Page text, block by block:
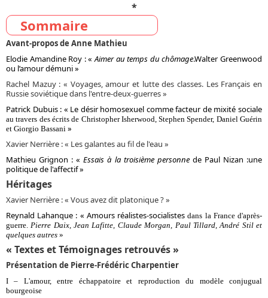
*
Sommaire
Avant-proposde Anne Mathieu
Elodie Amandine Roy : «Aimer au temps du chômage.Walter Greenwood
ou l’amour démuni »
Rachel Mazuy : « Voyages, amour et lutte des classes. Les Français en
Russie soviétique dans l'entre-deux-guerres »
Patrick Dubuis : « Le désir homosexuel comme facteur de mixité sociale
au travers des écrits de Christopher Isherwood, Stephen Spender, Daniel Guérin
et Giorgio Bassani »
Xavier Nerrière : « Les galantes au fil de l'eau »
Mathieu Grignon : «Essais à la troisième personne de Paul Nizan :une
politique de l'affectif »
Héritages
Xavier Nerrière : « Vous avez dit platonique ? »
Reynald Lahanque : « Amours réalistes-socialistesdans la France d'après-
guerre.Pierre Daix, Jean Lafitte, Claude Morgan, Paul Tillard,André Stil et
quelques autres »
« Textes et Témoignages retrouvés »
Présentation de Pierre-Frédéric Charpentier
I – L'amour, entre échappatoire et reproduction du modèle conjugual
bourgeoise